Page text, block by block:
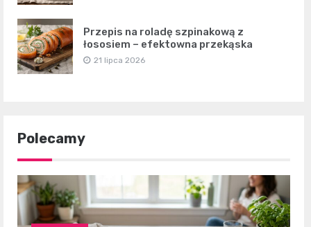
Przepis na roladę szpinakową z
łososiem – efektowna przekąska
21 lipca 2026
Polecamy